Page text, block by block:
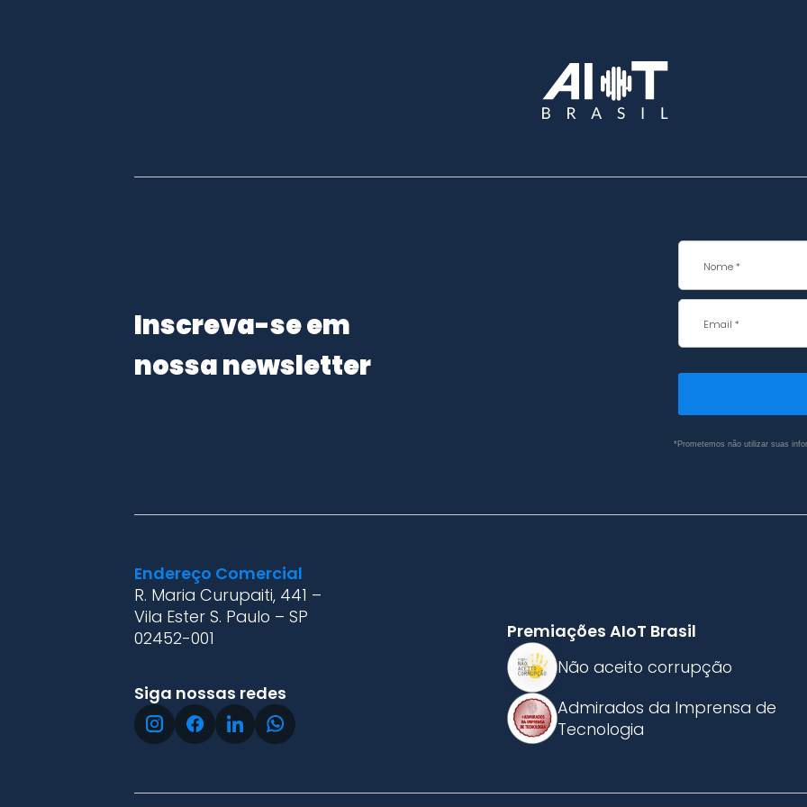
Inscreva-se em
nossa newsletter
*Prometemos não utilizar suas
Endereço Comercial
R. Maria Curupaiti, 441 –
Vila Ester S. Paulo – SP
02452-001
Siga nossas redes
Premiações AIoT Brasil
Não aceito corrupção
Admirados da Imprensa de
Tecnologia